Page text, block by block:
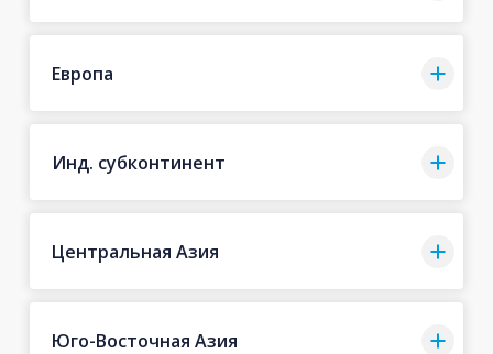
Европа
Инд. субконтинент
Центральная Азия
Юго-Восточная Азия